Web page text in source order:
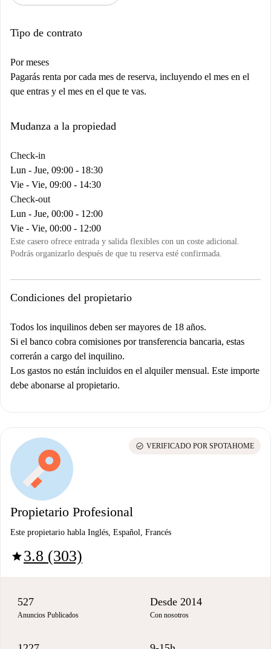
Tipo de contrato
Por meses
Pagarás renta por cada mes de reserva, incluyendo el mes en el
que entras y el mes en el que te vas.
Mudanza a la propiedad
Check-in
Lun - Jue, 09:00 - 18:30
Vie - Vie, 09:00 - 14:30
Check-out
Lun - Jue, 00:00 - 12:00
Vie - Vie, 00:00 - 12:00
Este casero ofrece entrada y salida flexibles con un coste adicional.
Podrás organizarlo después de que tu reserva esté confirmada.
Condiciones del propietario
Todos los inquilinos deben ser mayores de 18 años.
Si el banco cobra comisiones por transferencia bancaria, estas
correrán a cargo del inquilino.
Los gastos no están incluidos en el alquiler mensual. Este importe
debe abonarse al propietario.
Propietario Profesional
Este propietario habla Inglés, Español, Francés
star3.8 (303)
check_circle VERIFICADO POR SPOTAHOME
527
Anuncios Publicados
Desde 2014
Con nosotros